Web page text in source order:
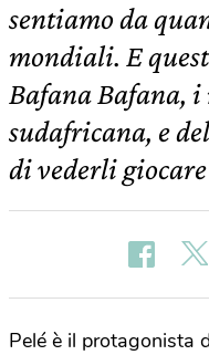
sentiamo da
mondiali. E
Bafana Bafana,
sudafricana, e
di vederli
Pelé è il protagonista